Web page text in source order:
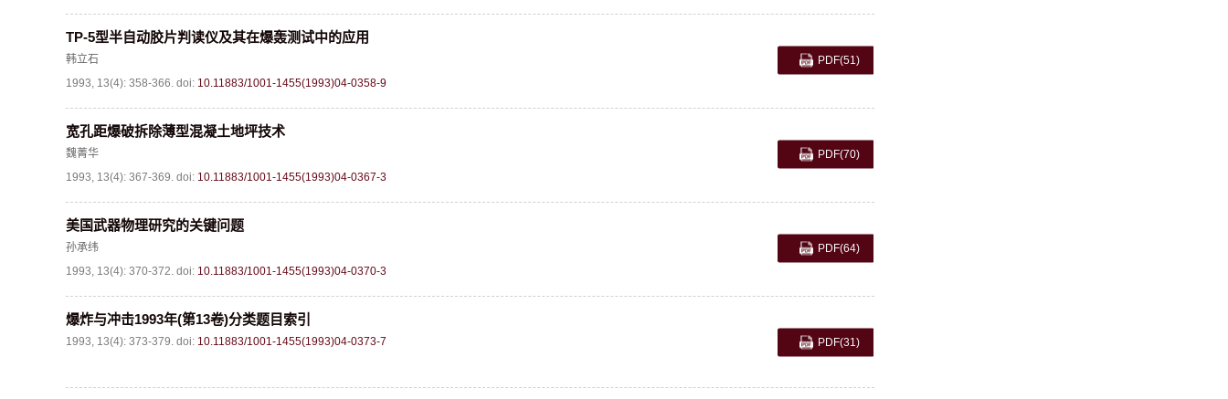
TP-5型半自动胶片判读仪及其在爆轰测试中的应用
韩立石
1993, 13(4): 358-366. doi: 10.11883/1001-1455(1993)04-0358-9
PDF(51)
宽孔距爆破拆除薄型混凝土地坪技术
魏菁华
1993, 13(4): 367-369. doi: 10.11883/1001-1455(1993)04-0367-3
PDF(70)
美国武器物理研究的关键问题
孙承纬
1993, 13(4): 370-372. doi: 10.11883/1001-1455(1993)04-0370-3
PDF(64)
爆炸与冲击1993年(第13卷)分类题目索引
1993, 13(4): 373-379. doi: 10.11883/1001-1455(1993)04-0373-7 PDF(31)